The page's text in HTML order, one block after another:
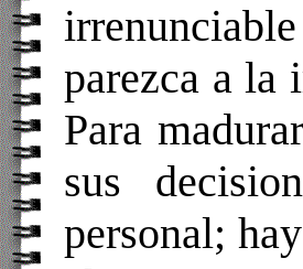
parezca a la
Para
sus
personal;